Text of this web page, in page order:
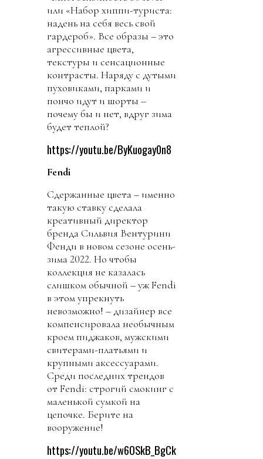
или «Набор хиппи-туриста:
надень на себя весь свой
гардероб». Все образы – это
агрессивные цвета,
текстуры и сенсационные
контрасты. Наряду с дутыми
пуховиками, парками и
пончо идут и шорты –
почему бы и нет, вдруг зима
будет теплой?
https://youtu.be/ByKuogay0n8
Fendi
Сдержанные цвета – именно
такую ставку сделала
креативный директор
бренда Сильвия Вентурини
Фенди в новом сезоне осень-
зима 2022. Но чтобы
коллекция не казалась
слишком обычной – уж Fendi
в этом упрекнуть
невозможно! – дизайнер все
компенсировала необычным
кроем пиджаков, мужскими
свитерами-платьями и
крупными аксессуарами.
Среди последних трендов
от Fendi: строгий смокинг с
маленькой сумкой на
цепочке. Берите на
вооружение!
https://youtu.be/w6OSkB_BgCk